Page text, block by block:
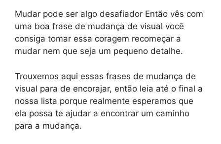
Mudar pode ser algo desafiador Então vês com
uma boa frase de mudança de visual você
consiga tomar essa coragem recomeçar a
mudar nem que seja um pequeno detalhe.
Trouxemos aqui essas frases de mudança de
visual para de encorajar, então leia até o final a
nossa lista porque realmente esperamos que
ela possa te ajudar a encontrar um caminho
para a mudança.